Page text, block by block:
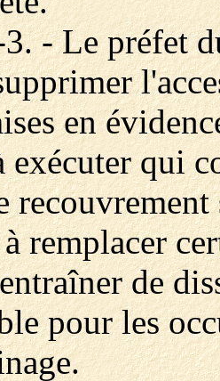
- Le préfet
en
exécuter qui
remplacer
de
pour les